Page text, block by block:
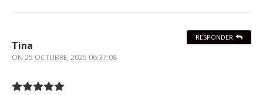
Tina
ON 25 OCTUBRE, 2025 06:37:08
RESPONDER